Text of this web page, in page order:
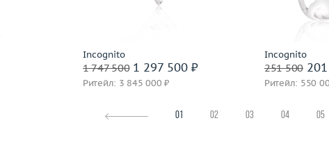
Incognito
1 747 5001 297 500 ₽
Ритейл: 3 845 000 ₽
Подробнее
Incognito
251 500201
Ритейл: 550
01 02 03 04 05